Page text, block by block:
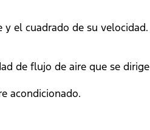
el cuadrado de su velocidad.
de flujo de aire que se dirige
acondicionado.